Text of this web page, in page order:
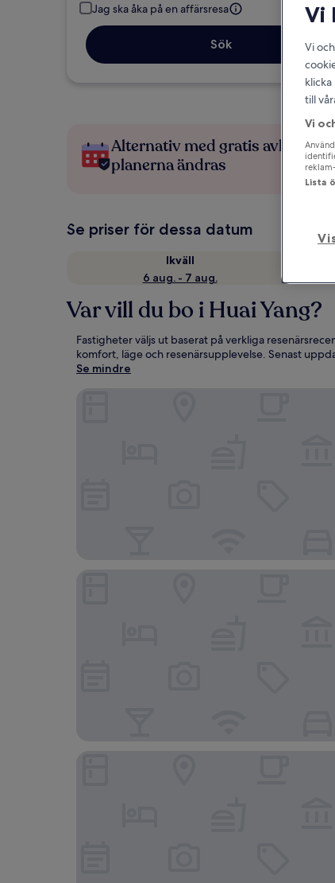
Jag ska åka på en affärsresa
Sök
Alternativ med gratis
planerna ändras
Se priser för dessa datum
Ikväll
6 aug. - 7 aug.
Var vill du bo i Huai Yang?
Fastigheter väljs ut baserat på verkliga
komfort, läge och resenärsupplevelse. Senast
Se mindre
Vi
Vi
till
Vi
Lista